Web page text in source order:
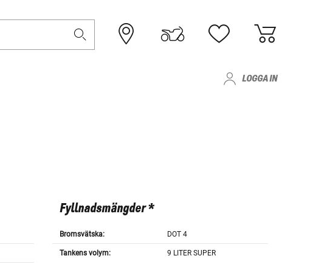
LOGGA IN
Fyllnadsmängder *
Bromsvätska: DOT 4
Tankens volym: 9 LITER SUPER